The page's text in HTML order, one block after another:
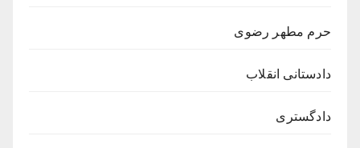
حرم مطهر رضوی
دادستانی انقلاب
دادگستری